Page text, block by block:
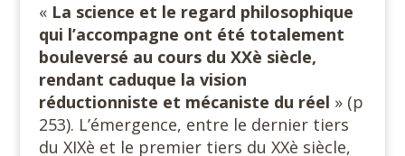
« La science et le regard philosophique
qui l’accompagne ont été totalement
bouleversé au cours du XXè siècle,
rendant caduque la vision
réductionniste et mécaniste du réel » (p
253). L’émergence, entre le dernier tiers
du XIXè et le premier tiers du XXè siècle,